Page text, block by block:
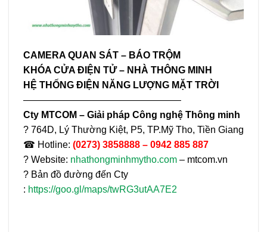
CAMERA QUAN SÁT – BÁO TRỘM
KHÓA CỬA ĐIỆN TỬ – NHÀ THÔNG MINH
HỆ THỐNG ĐIỆN NĂNG LƯỢNG MẶT TRỜI
————————————————–
Cty MTCOM – Giải pháp Công nghệ Thông minh
? 764D, Lý Thường Kiệt, P5, TP.Mỹ Tho, Tiền Giang
☎ Hotline: (0273) 3858888 – 0942 885 887
? Website: nhathongminhmytho.com – mtcom.vn
? Bản đồ đường đến Cty
: https://goo.gl/maps/twRG3utAA7E2